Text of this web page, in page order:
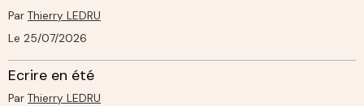
Par Thierry LEDRU
Le 25/07/2026
Ecrire en été
Par Thierry LEDRU